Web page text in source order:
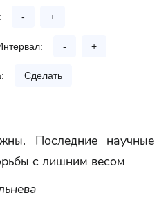
- +
- +
Сделать
Последние научные
с лишним весом